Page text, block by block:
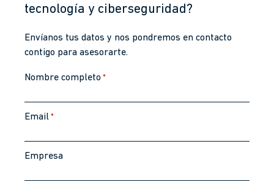
tecnología y ciberseguridad?
Envíanos tus datos y nos pondremos en contacto
contigo para asesorarte.
Nombre completo *
Email *
Empresa